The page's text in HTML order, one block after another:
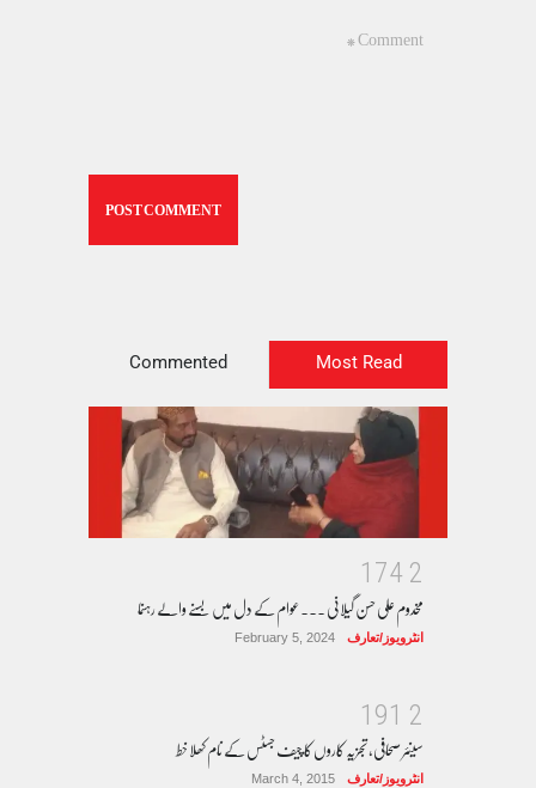
Most Read
Commented
2
4
7
1
مخدوم علی حسن گیلانی ۔۔۔عوام کے دل میں بسنے والے رہنما
انٹرویوز/تعارف February 5, 2024
2
1
9
1
سینئر صحافی، تجزیہ کاروں کا چیف جسٹس کے نام کھلا خط
انٹرویوز/تعارف March 4, 2015